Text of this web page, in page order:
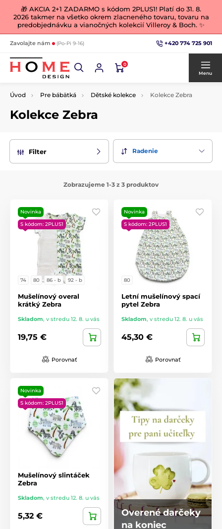
🎁 AKCIA 2+1 ZADARMO s kódom 2PLUS1! Platí do 31. 8.
2026 takmer na všetko okrem zlacneného tovaru, tovaru na
predobjednávku a vianočných kolekcií Villeroy & Boch. ✨
Zavolajte nám (Po-Pi 9-16) +420 774 725 901
0
Menu
Úvod Pre bábätká Dětské kolekce Kolekce Zebra
Kolekce Zebra
Filter Radenie
Zobrazujeme 1-3 z 3 produktov
Novinka
S kódom: 2PLUS1
74 80 86 - b 92 - b
Mušelínový overal
krátký Zebra
Skladom, v stredu 12. 8. u vás
19,75 €
Porovnať
Novinka
S kódom: 2PLUS1
80
Letní mušelínový spací
pytel Zebra
Skladom, v stredu 12. 8. u vás
45,30 €
Porovnať
Novinka
S kódom: 2PLUS1
Mušelínový slintáček
Zebra
Skladom, v stredu 12. 8. u vás
5,32 €
Overené darčeky
na koniec